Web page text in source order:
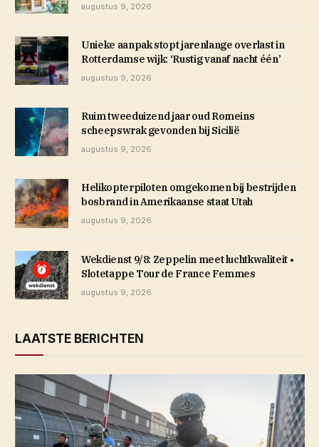
augustus 9, 2026
Unieke aanpak stopt jarenlange overlast in
Rotterdamse wijk: ‘Rustig vanaf nacht één’
augustus 9, 2026
Ruim tweeduizend jaar oud Romeins
scheepswrak gevonden bij Sicilië
augustus 9, 2026
Helikopterpiloten omgekomen bij bestrijden
bosbrand in Amerikaanse staat Utah
augustus 9, 2026
Wekdienst 9/8: Zeppelin meet luchtkwaliteit •
Slotetappe Tour de France Femmes
augustus 9, 2026
LAATSTE BERICHTEN